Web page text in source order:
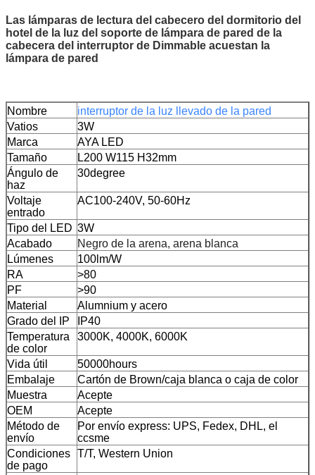
Las lámparas de lectura del cabecero del dormitorio del
hotel de la luz del soporte de lámpara de pared de la
cabecera del interruptor de Dimmable acuestan la
lámpara de pared
Nombre
interruptor de la luz llevado de la pared
Vatios
3W
Marca
AYA LED
Tamaño
L200 W115 H32mm
Ángulo de
haz
30degree
Voltaje
entrado
AC100-240V, 50-60Hz
Tipo del LED 3W
Acabado
Negro de la arena, arena blanca
Lúmenes
100lm/W
RA
>80
PF
>90
Material
Alumnium y acero
Grado del IP
IP40
Temperatura
de color
3000K, 4000K, 6000K
Vida útil
50000hours
Embalaje
Cartón de Brown/caja blanca o caja de color
Muestra
Acepte
OEM
Acepte
Método de
envío
Por envío express: UPS, Fedex, DHL, el
ccsme
Condiciones
de pago
T/T, Western Union